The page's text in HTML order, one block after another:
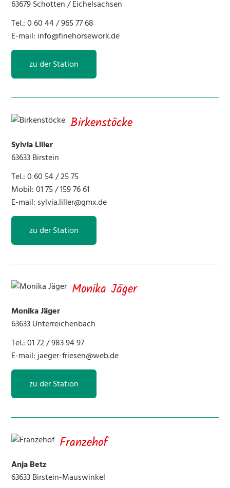
63679 Schotten / Eichelsachsen
Tel.: 0 60 44 / 965 77 68
E-mail: info@finehorsework.de
zu der Station
Birkenstöcke
Sylvia Liller
63633 Birstein
Tel.: 0 60 54 / 25 75
Mobil: 01 75 / 159 76 61
E-mail: sylvia.liller@gmx.de
zu der Station
Monika Jäger
Monika Jäger
63633 Unterreichenbach
Tel.: 01 72 / 983 94 97
E-mail:jaeger-friesen@web.de
zu der Station
Franzehof
Anja Betz
63633 Birstein-Mauswinkel